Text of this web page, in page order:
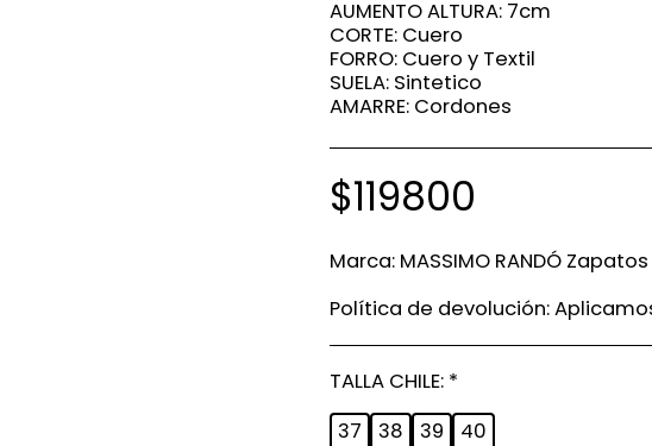
AUMENTO ALTURA: 7cm
CORTE: Cuero
FORRO: Cuero y Textil
SUELA: Sintetico
AMARRE: Cordones
$119800
Marca: MASSIMO RANDÓ
Política de devolución:Aplicamos política de GARANTIA AL CONSUMIDOR establecida
TALLA CHILE: *
37
38 39 40